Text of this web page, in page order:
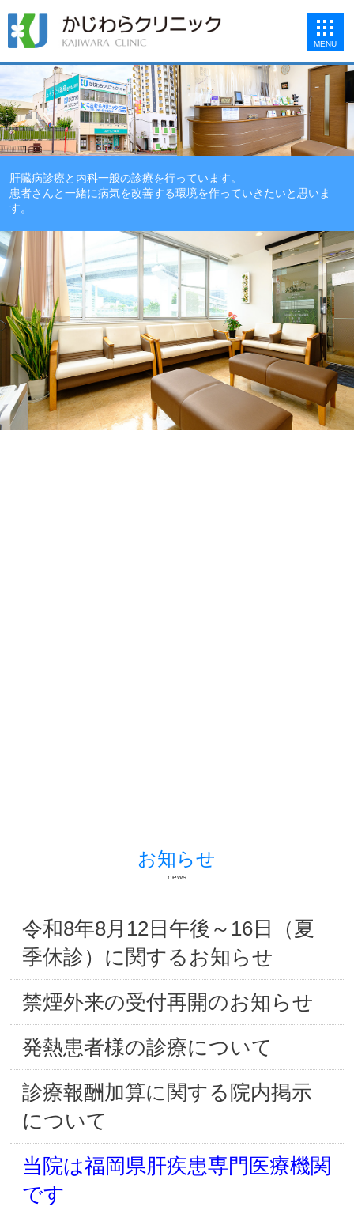
MENU
肝臓病診療と内科一般の診療を行っています。
患者さんと一緒に病気を改善する環境を作っていきたいと思いま
す。
お知らせ
news
令和8年8月12日午後～16日（夏
季休診）に関するお知らせ
禁煙外来の受付再開のお知らせ
発熱患者様の診療について
診療報酬加算に関する院内掲示
について
当院は福岡県肝疾患専門医療機関
です